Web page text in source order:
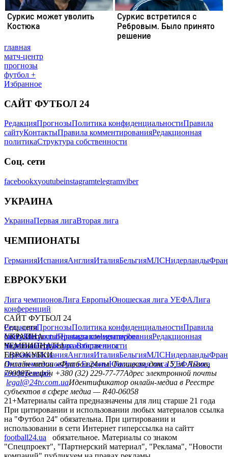
главная
матч-центр
прогнозы
футбол +
Избранное
САЙТ ФУТБОЛ 24
РедакцияПрогнозыПолитика конфиденциальностиПравила
сайтуКонтактыПравила комментированияРедакционная
политикаСтруктура собственности
Соц. сети
facebookxyoutubeinstagramtelegramviber
УКРАИНА
УкраинаПервая лигаВторая лига
ЧЕМПИОНАТЫ
ГерманияИспанияАнглияИталияБельгияМЛСНидерланды
ЕВРОКУБКИ
Лига чемпионовЛига ЕвропыЮношеская лига УЕФАЛига
конференций
САЙТ ФУТБОЛ 24
РедакцияПрогнозыПолитика конфиденциальностиПравила
сайтуКонтактыПравила комментированияРедакционная
политикаСтруктура собственности
Соц. сети
facebookxyoutubeinstagramtelegramviber
УКРАИНА
УкраинаПервая лигаВторая лига
ЧЕМПИОНАТЫ
ГерманияИспанияАнглияИталияБельгияМЛСНидерланды
ЕВРОКУБКИ
Лига чемпионовЛига ЕвропыЮношеская лига УЕФАЛига
конференций
Онлайн-медиа «Футбол 24»пл. Галицкая, дом. 15, м. Львов,
79008Телефон +380 (32) 229-77-77Адрес электронной почты
legal@24tv.com.uaИдентификатор онлайн-медиа в Реестре
субъектов в сфере медиа — R40-06058
21+Материалы сайта предназначены для лиц старше 21 года
При цитировании и использовании любых материалов ссылка
на "Футбол 24" обязательна. При цитировании и
использовании в сети Интернет гиперссылка на сайтт
football24.ua
обязательное. Материалы со знаком
"Спецпроект", "Партнерский материал", "Реклама", "Новости